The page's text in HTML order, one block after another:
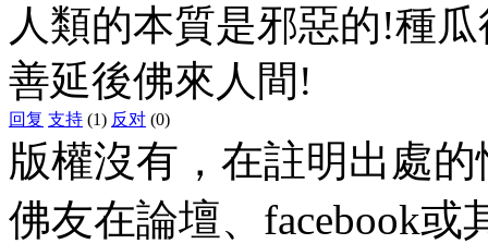
人類的本質是邪惡的!種
善延後佛來人間!
回复 支持 (1) 反对 (0)
版權沒有，在註明出處
佛友在論壇、facebook